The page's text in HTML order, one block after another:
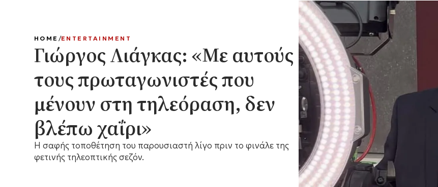
HOME ENTERTAINMENT
Γιώργος Λιάγκας: «Με αυτούς
τους πρωταγωνιστές που
μένουν στη τηλεόραση, δεν
βλέπω χαΐρι»
Η σαφής τοποθέτηση του παρουσιαστή λίγο πριν το φινάλε της
φετινής τηλεοπτικής σεζόν.